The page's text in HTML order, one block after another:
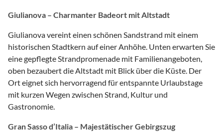
Giulianova – Charmanter Badeort mit Altstadt
Giulianova vereint einen schönen Sandstrand mit einem
historischen Stadtkern auf einer Anhöhe. Unten erwarten Sie
eine gepflegte Strandpromenade mit Familienangeboten,
oben bezaubert die Altstadt mit Blick über die Küste. Der
Ort eignet sich hervorragend für entspannte Urlaubstage
mit kurzen Wegen zwischen Strand, Kultur und
Gastronomie.
Gran Sasso d’Italia – Majestätischer Gebirgszug